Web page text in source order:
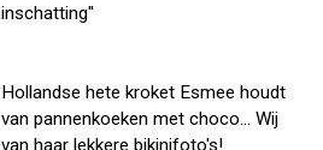
inschatting"
Hollandse hete kroket Esmee houdt
van pannenkoeken met choco... Wij
van haar lekkere bikinifoto's!